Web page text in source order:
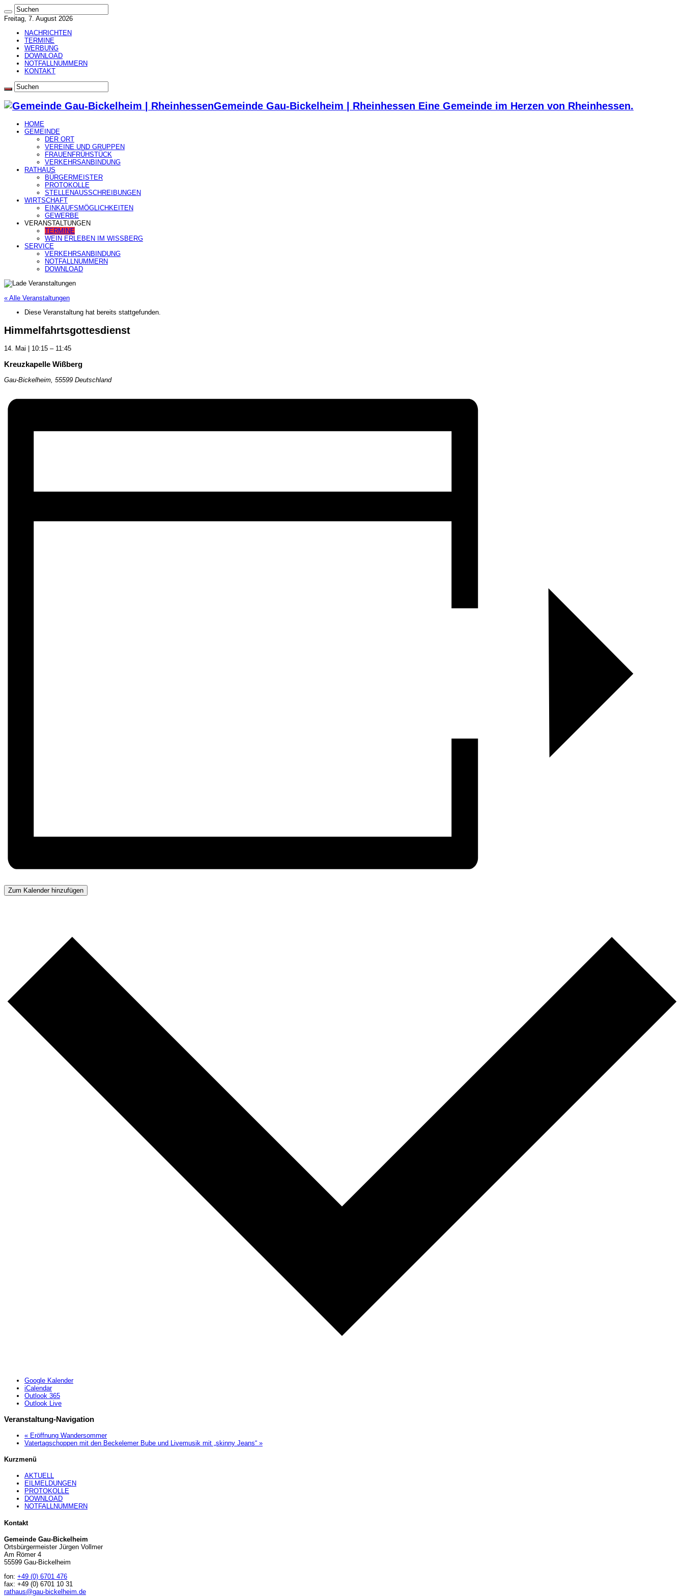
Freitag, 7. August 2026
NACHRICHTEN
TERMINE
WERBUNG
DOWNLOAD
NOTFALLNUMMERN
KONTAKT
Gemeinde Gau-Bickelheim | Rheinhessen Eine Gemeinde im Herzen von Rheinhessen.
HOME
GEMEINDE
DER ORT
VEREINE UND GRUPPEN
FRAUENFRÜHSTÜCK
VERKEHRSANBINDUNG
RATHAUS
BÜRGERMEISTER
PROTOKOLLE
STELLENAUSSCHREIBUNGEN
WIRTSCHAFT
EINKAUFSMÖGLICHKEITEN
GEWERBE
VERANSTALTUNGEN
TERMINE
WEIN ERLEBEN IM WISSBERG
SERVICE
VERKEHRSANBINDUNG
NOTFALLNUMMERN
DOWNLOAD
« Alle Veranstaltungen
Diese Veranstaltung hat bereits stattgefunden.
Himmelfahrtsgottesdienst
14. Mai | 10:15 – 11:45
Kreuzkapelle Wißberg
Gau-Bickelheim, 55599 Deutschland
Zum Kalender hinzufügen
Google Kalender
iCalendar
Outlook 365
Outlook Live
Veranstaltung-Navigation
« Eröffnung Wandersommer
Vatertagschoppen mit den Beckelemer Bube und Livemusik mit „skinny Jeans“ »
Kurzmenü
AKTUELL
EILMELDUNGEN
PROTOKOLLE
DOWNLOAD
NOTFALLNUMMERN
Kontakt
Gemeinde Gau-Bickelheim
Ortsbürgermeister Jürgen Vollmer
Am Römer 4
55599 Gau-Bickelheim
fon: +49 (0) 6701 476
fax: +49 (0) 6701 10 31
rathaus@gau-bickelheim.de